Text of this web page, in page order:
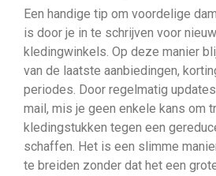
Een handige tip om voordelige
is door je in te schrijven voor
kledingwinkels. Op deze manier
van de laatste aanbiedingen,
periodes. Door regelmatig
mail, mis je geen enkele kans om
kledingstukken tegen een
schaffen. Het is een slimme
te breiden zonder dat het een